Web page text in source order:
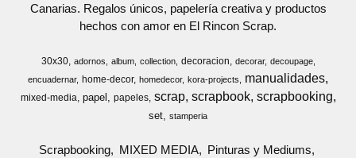
Canarias. Regalos únicos, papelería creativa y productos
hechos con amor en El Rincon Scrap.
30x30 adornos album collection decoracion decorar
decoupage
encuadernar
home-decor homedecor kora-projects manualidades
mixed-media papel papeles scrap scrapbook scrapbooking
set stamperia
Scrapbooking MIXED MEDIA
Pinturas y Mediums